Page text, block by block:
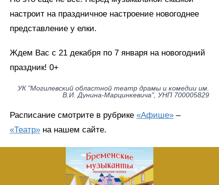
настроит на праздничное настроение новогоднее
представление у елки.
Ждем Вас с 21 декабря по 7 января на новогодний
праздник! 0+
УК "Могилевский областной театр драмы и комедии им.
В.И. Дунина-Марцинкевича", УНП 700005829
Расписание смотрите в рубрике «Афише» –
«Театр» на нашем сайте.